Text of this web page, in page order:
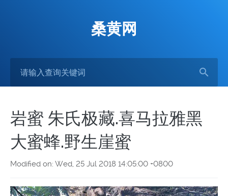
桑黄网
岩蜜 朱氏极藏.喜马拉雅黑
大蜜蜂.野生崖蜜
Modified on: Wed, 25 Jul 2018 14:05:00 +0800